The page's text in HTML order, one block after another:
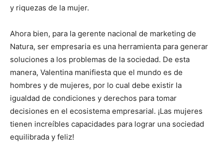
y riquezas de la mujer.
Ahora bien, para la gerente nacional de marketing de
Natura, ser empresaria es una herramienta para generar
soluciones a los problemas de la sociedad. De esta
manera, Valentina manifiesta que el mundo es de
hombres y de mujeres, por lo cual debe existir la
igualdad de condiciones y derechos para tomar
decisiones en el ecosistema empresarial. ¡Las mujeres
tienen increíbles capacidades para lograr una sociedad
equilibrada y feliz!